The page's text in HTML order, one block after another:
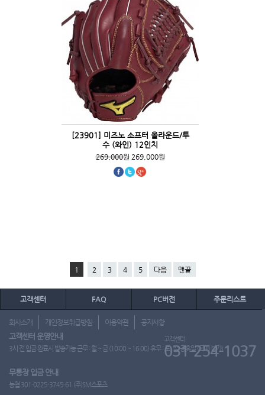
[23901] 미즈노 소프터 올라운드/투
수 (와인) 12인치
269,000원269,000원
1 2 3 4 5 다음 맨끝
고객센터 FAQ PC버전 주문리스트
회사소개 개인정보취급방침 이용약관 공지사항
고객센터 운영안내
3시 전 입금 완료시 발송가능 근무 : 월 ~ 금 (10:00 ~ 16:00) 휴무 : 토, 일, 공휴일 (도매 불가)
고객센터
031-254-1037
무통장 입금 안내
농협 301-0225-3745-61 (주)SM스포츠